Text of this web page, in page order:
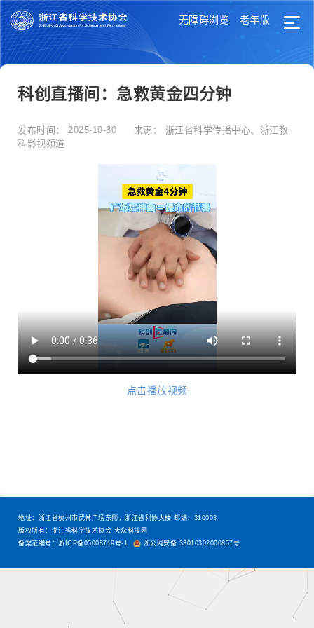
无障碍浏览 老年版
科创直播间：急救黄金四分钟
发布时间： 2025-10-30 来源：
浙江省科学传播中心、浙江教
科影视频道
点击播放视频
地址：浙江省杭州市武林广场东侧，浙江省科协大楼 邮编：310003
版权所有：浙江省科学技术协会 大众科技网
备案证编号：浙ICP备05008719号-1
浙公网安备 33010302000857号